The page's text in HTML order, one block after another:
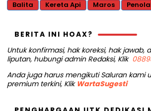
Balita Kereta Api Maros
BERITA INI HOAX?
Untuk konfirmasi, hak koreksi, hak jawab,
liputan, hubungi admin Redaksi, Klik
Anda juga harus mengikuti Saluran kami
premium terkini, Klik WartaSugesti